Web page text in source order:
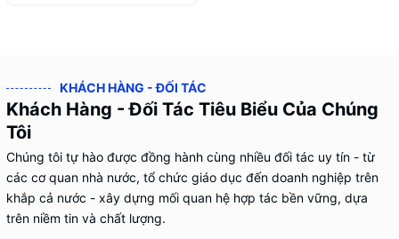
KHÁCH HÀNG - ĐỐI TÁC
Khách Hàng - Đối Tác Tiêu Biểu Của Chúng
Tôi
Chúng tôi tự hào được đồng hành cùng nhiều đối tác uy tín - từ
các cơ quan nhà nước, tổ chức giáo dục đến doanh nghiệp trên
khắp cả nước - xây dựng mối quan hệ hợp tác bền vững, dựa
trên niềm tin và chất lượng.